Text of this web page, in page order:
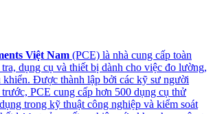
Việt Nam (PCE) là nhà cung cấp toàn
dụng cụ và thiết bị dành cho việc đo lường,
khiển. Được thành lập bởi các kỹ sư người
PCE cung cấp hơn 500 dụng cụ thử
trong kỹ thuật công nghiệp và kiểm soát